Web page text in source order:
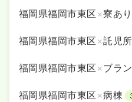
福岡県福岡市東区 ×寮あり
福岡県福岡市東区 ×託児
福岡県福岡市東区 ×ブラ
福岡県福岡市東区 ×病棟